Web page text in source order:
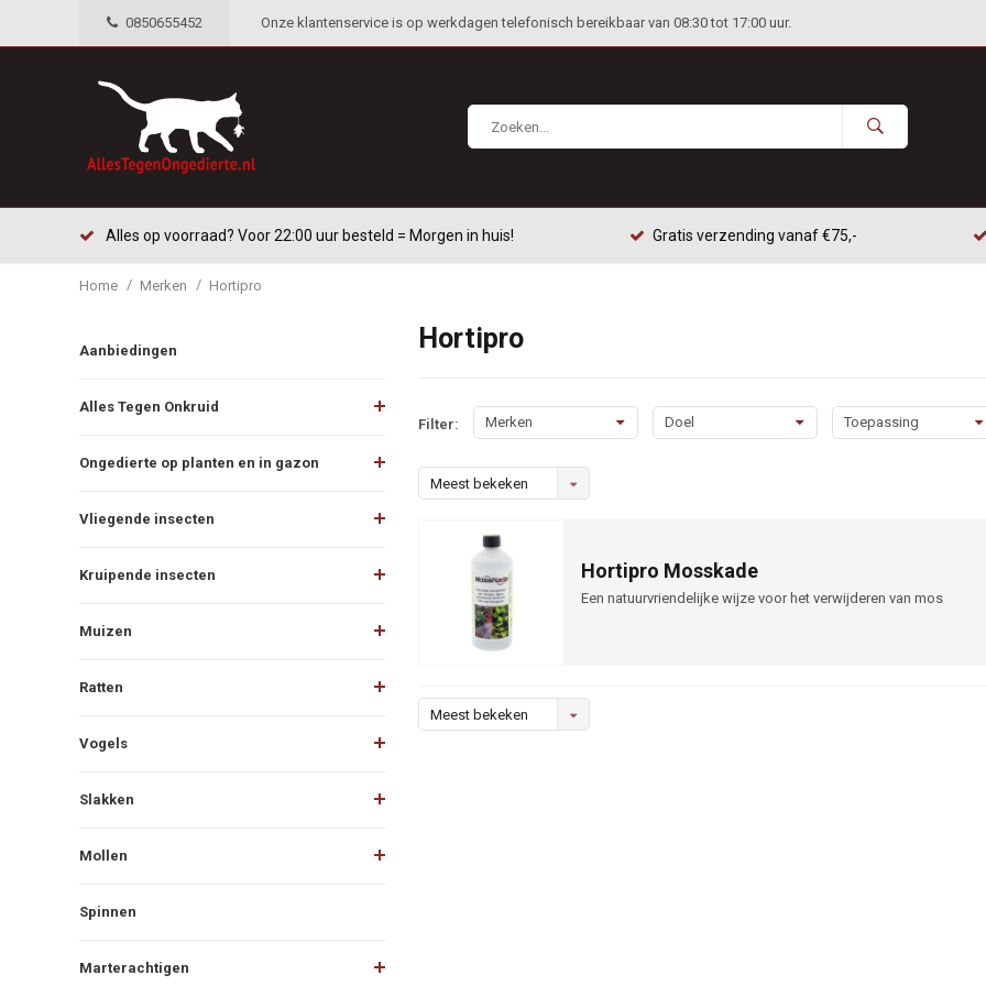
0850655452 Onze klantenservice is op werkdagen telefonisch bereikbaar van 08:30 tot 17:00 uur.
Alles op voorraad? Voor 22:00 uur besteld = Morgen in huis! Gratis verzending vanaf €75,-
Home / Merken / Hortipro
Aanbiedingen
Alles Tegen Onkruid
Ongedierte op planten en in gazon
Vliegende insecten
Kruipende insecten
Muizen
Ratten
Vogels
Slakken
Mollen
Spinnen
Marterachtigen
Hortipro
Filter: Merken Doel Toepassing
Meest bekeken
Hortipro Mosskade
Een natuurvriendelijke wijze voor het verwijderen van mos
Meest bekeken